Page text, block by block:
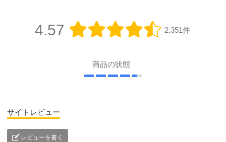
4.57 2,351件
商品の状態
サイトレビュー
レビューを書く